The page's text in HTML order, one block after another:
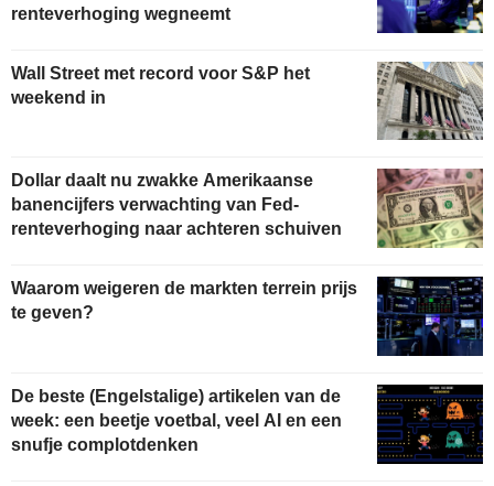
renteverhoging wegneemt
Wall Street met record voor S&P het
weekend in
Dollar daalt nu zwakke Amerikaanse
banencijfers verwachting van Fed-
renteverhoging naar achteren schuiven
Waarom weigeren de markten terrein prijs
te geven?
De beste (Engelstalige) artikelen van de
week: een beetje voetbal, veel AI en een
snufje complotdenken